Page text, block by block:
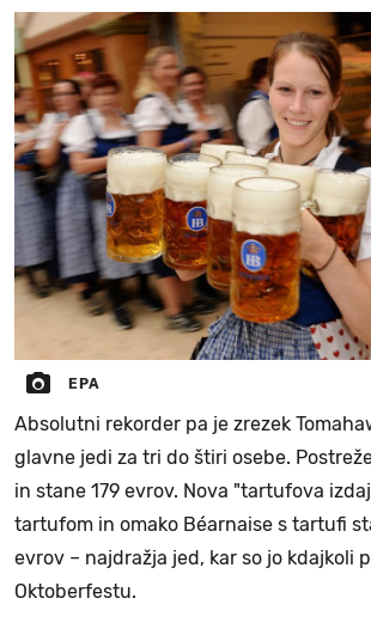
EPA
Absolutni rekorder pa je zrezek
glavne jedi za tri do štiri osebe.
in stane 179 evrov. Nova "tartufova
tartufom in omako Béarnaise s tartufi
evrov – najdražja jed, kar so jo kdajkoli
Oktoberfestu.